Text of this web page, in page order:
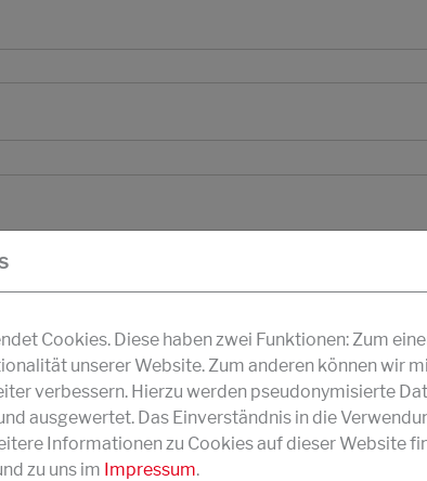
Cookies. Diese haben zwei Funktionen: Zum
unserer Website. Zum anderen können wir
verbessern. Hierzu werden pseudonymisierte
ausgewertet. Das Einverständnis in die
Informationen zu Cookies auf dieser Website
zu uns im Impressum.